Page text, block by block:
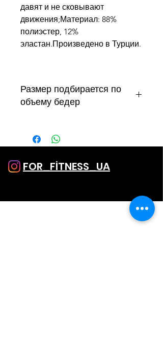
давят и не сковывают
движения;Материал: 88%
полиэстер, 12%
эластан.Произведено в Турции.
Размер подбирается по
объему бедер
M об 91-95 см, талия до 70 см
L об 96-100 см, талия до 75 см
FOR_FİTNESS_UA